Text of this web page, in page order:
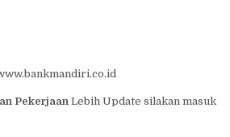
Pekerjaan Lebih Update silakan masuk